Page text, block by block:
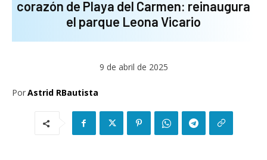
corazón de Playa del Carmen: reinaugura
el parque Leona Vicario
9 de abril de 2025
PorAstrid RBautista